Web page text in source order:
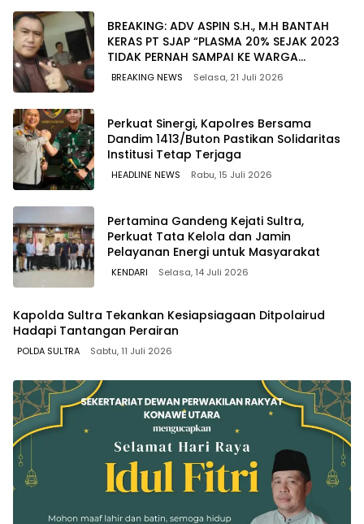
BREAKING: ADV ASPIN S.H., M.H BANTAH
KERAS PT SJAP “PLASMA 20% SEJAK 2023
TIDAK PERNAH SAMPAI KE WARGA
WAWOONE!
BREAKING NEWS Selasa, 21 Juli 2026
Perkuat Sinergi, Kapolres Bersama
Dandim 1413/Buton Pastikan Solidaritas
Institusi Tetap Terjaga
HEADLINE NEWS Rabu, 15 Juli 2026
Pertamina Gandeng Kejati Sultra,
Perkuat Tata Kelola dan Jamin
Pelayanan Energi untuk Masyarakat
KENDARI Selasa, 14 Juli 2026
Kapolda Sultra Tekankan Kesiapsiagaan Ditpolairud
Hadapi Tantangan Perairan
POLDA SULTRA Sabtu, 11 Juli 2026